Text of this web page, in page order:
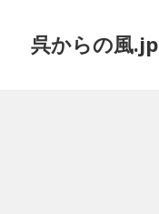
呉からの風.jp